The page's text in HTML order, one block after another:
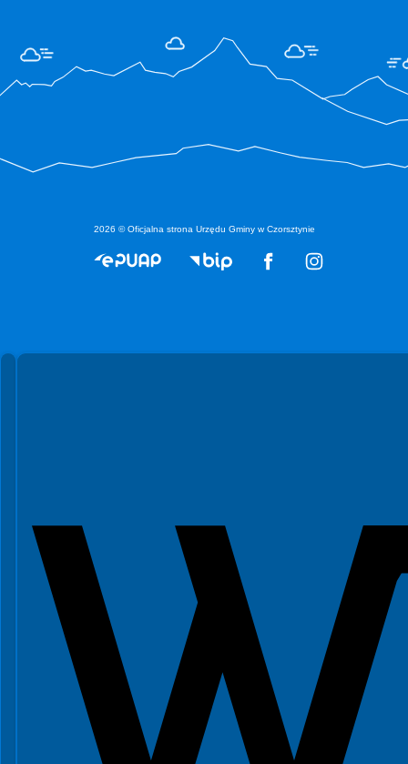
2026 © Oficjalna strona Urzędu Gminy w Czorsztynie
Spełniamy standardy WCAG 2.2
Spełniamy standardy W3C